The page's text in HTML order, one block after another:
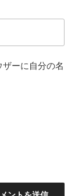
ーに自分の名